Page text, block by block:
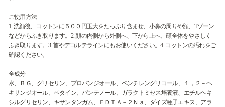
ご使用方法
1. 洗顔後、コットンに５００円玉大をたっぷり含ませ、小鼻の周りや額、Tゾーン
などからふき取ります。2. 顔の内側から外側へ、下から上へ、顔全体をやさしく
ふき取ります。3. 首やデコルテラインにもお使いください。4. コットンの汚れをご
確認ください。
全成分
水、ＢＧ、グリセリン、プロパンジオール、ペンチレングリコール、１，２－ヘ
キサンジオール、ベタイン、パンテノール、ガラクトミセス培養液、エチルヘキ
シルグリセリン、キサンタンガム、ＥＤＴＡ－２Ｎａ、ダイズ種子エキス、アラ